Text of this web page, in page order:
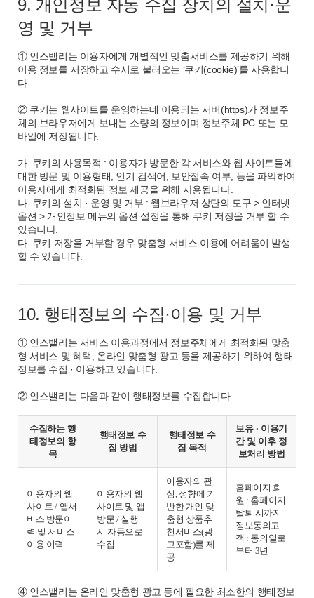
9. 개인정보 자동 수집 장치의 설치·운
영 및 거부
① 인스밸리는 이용자에게 개별적인 맞춤서비스를 제공하기 위해
이용 정보를 저장하고 수시로 불러오는 ‘쿠키(cookie)’를 사용합니
다.
② 쿠키는 웹사이트를 운영하는데 이용되는 서버(https)가 정보주
체의 브라우저에게 보내는 소량의 정보이며 정보주체 PC 또는 모
바일에 저장됩니다.
가. 쿠키의 사용목적 : 이용자가 방문한 각 서비스와 웹 사이트들에
대한 방문 및 이용형태, 인기 검색어, 보안접속 여부, 등을 파악하여
이용자에게 최적화된 정보 제공을 위해 사용됩니다.
나. 쿠키의 설치 · 운영 및 거부 : 웹브라우저 상단의 도구 > 인터넷
옵션 > 개인정보 메뉴의 옵션 설정을 통해 쿠키 저장을 거부 할 수
있습니다.
다. 쿠키 저장을 거부할 경우 맞춤형 서비스 이용에 어려움이 발생
할 수 있습니다.
10. 행태정보의 수집·이용 및 거부
① 인스밸리는 서비스 이용과정에서 정보주체에게 최적화된 맞춤
형 서비스 및 혜택, 온라인 맞춤형 광고 등을 제공하기 위하여 행태
정보를 수집 · 이용하고 있습니다.
② 인스밸리는 다음과 같이 행태정보를 수집합니다.
수집하는 행
태정보의 항
목
행태정보 수
집 방법
행태정보 수
집 목적
보유 · 이용기
간 및 이후 정
보처리 방법
이용자의 웹
사이트 / 앱서
비스 방문이
력 및 서비스
이용 이력
이용자의 웹
사이트 및 앱
방문 / 실행
시 자동으로
수집
이용자의 관
심, 성향에 기
반한 개인 맞
춤형 상품추
천서비스(광
고포함)를 제
공
홈페이지 회
원 : 홈페이지
탈퇴 시까지
정보동의고
객 : 동의일로
부터 3년
④ 인스밸리는 온라인 맞춤형 광고 등에 필요한 최소한의 행태정보